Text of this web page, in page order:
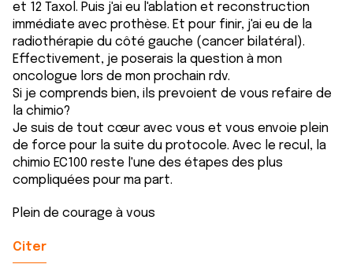
et 12 Taxol. Puis j'ai eu l'ablation et reconstruction
immédiate avec prothèse. Et pour finir, j'ai eu de la
radiothérapie du côté gauche (cancer bilatéral).
Effectivement, je poserais la question à mon
oncologue lors de mon prochain rdv.
Si je comprends bien, ils prevoient de vous refaire de
la chimio?
Je suis de tout cœur avec vous et vous envoie plein
de force pour la suite du protocole. Avec le recul, la
chimio EC100 reste l'une des étapes des plus
compliquées pour ma part.
Plein de courage à vous
Citer